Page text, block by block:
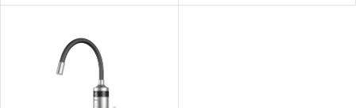
domácnost. S touto baterií
kdykoliv ji budete potřebovat,
Toto chytré řešení s výkonem 3